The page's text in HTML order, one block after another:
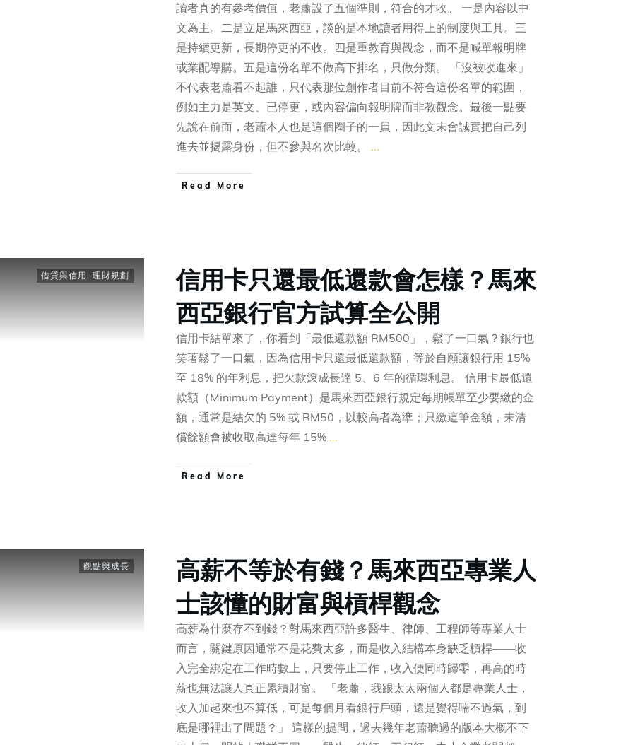
讀者真的有參考價值，老蕭設了五個準則，符合的才收。 一是內容以中
文為主。二是立足馬來西亞，談的是本地讀者用得上的制度與工具。三
是持續更新，長期停更的不收。四是重教育與觀念，而不是喊單報明牌
或業配導購。五是這份名單不做高下排名，只做分類。 「沒被收進來」
不代表老蕭看不起誰，只代表那位創作者目前不符合這份名單的範圍，
例如主力是英文、已停更，或內容偏向報明牌而非教觀念。最後一點要
先說在前面，老蕭本人也是這個圈子的一員，因此文末會誠實把自己列
進去並揭露身份，但不參與名次比較。 ...
​Read More
借貸與信用, 理財規劃
信用卡只還最低還款會怎樣？馬來
西亞銀行官方試算全公開
信用卡結單來了，你看到「最低還款額 RM500」，鬆了一口氣？銀行也
笑著鬆了一口氣，因為信用卡只還最低還款額，等於自願讓銀行用 15%
至 18% 的年利息，把欠款滾成長達 5、6 年的循環利息。 信用卡最低還
款額（Minimum Payment）是馬來西亞銀行規定每期帳單至少要繳的金
額，通常是結欠的 5% 或 RM50，以較高者為準；只繳這筆金額，未清
償餘額會被收取高達每年 15% ...
​Read More
觀點與成長
高薪不等於有錢？馬來西亞專業人
士該懂的財富與槓桿觀念
高薪為什麼存不到錢？對馬來西亞許多醫生、律師、工程師等專業人士
而言，關鍵原因通常不是花費太多，而是收入結構本身缺乏槓桿——收
入完全綁定在工作時數上，只要停止工作，收入便同時歸零，再高的時
薪也無法讓人真正累積財富。 「老蕭，我跟太太兩個人都是專業人士，
收入加起來也不算低，可是每個月看銀行戶頭，還是覺得喘不過氣，到
底是哪裡出了問題？」 這樣的提問，過去幾年老蕭聽過的版本大概不下